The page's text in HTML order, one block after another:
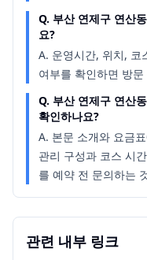
Q. 부산 연제구 연산
요?
A. 운영시간, 위치, 코
여부를 확인하면 방
Q. 부산 연제구 연산
확인하나요?
A. 본문 소개와 요금
관리 구성과 코스 시
를 예약 전 문의하는
관련 내부 링크